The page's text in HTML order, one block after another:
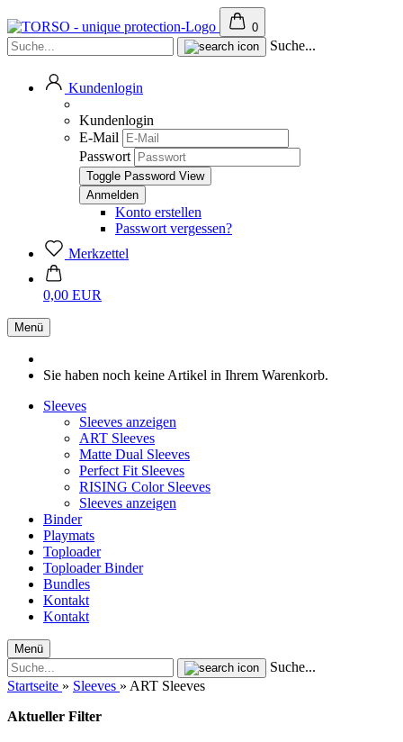
0
Suche...
Kundenlogin
Kundenlogin
E-Mail
Passwort
Toggle Password View
Konto erstellen
Passwort vergessen?
Merkzettel
0,00 EUR
Menü
Sie haben noch keine Artikel in Ihrem Warenkorb.
Sleeves
Sleeves anzeigen
ART Sleeves
Matte Dual Sleeves
Perfect Fit Sleeves
RISING Color Sleeves
Sleeves anzeigen
Binder
Playmats
Toploader
Toploader Binder
Bundles
Kontakt
Kontakt
Menü
Suche...
Startseite » Sleeves » ART Sleeves
Aktueller Filter